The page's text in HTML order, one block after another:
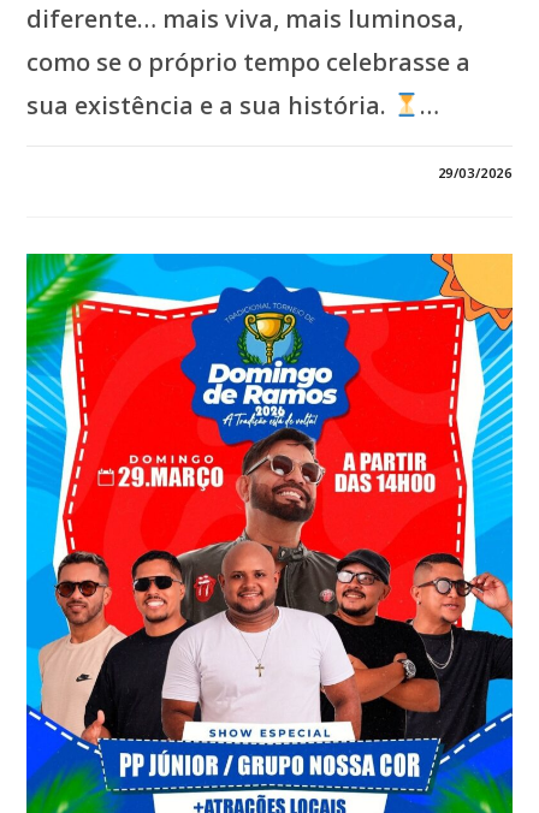
diferente… mais viva, mais luminosa,
como se o próprio tempo celebrasse a
sua existência e a sua história.
…
JOÃOZINHO
PAVÃO!*
*SANTA
HELENA
CELEBRA
HOJE
NÃO
APENAS
UMA
DATA,
MAS
A
VIDA
DE
QUEM
DEDICA
SEUS
DIAS
A
CUIDAR
DO
SEU
POVO.*
*SABEDORIA
NAS
DECISÕES,
CONQUISTAS
QUE
FLORESCEM,
UMA
CIDADE
29/03/2026